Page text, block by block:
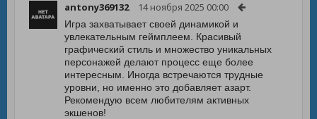
antony369132 14 ноября 2025 00:00
Игра захватывает своей динамикой и
увлекательным геймплеем. Красивый
графический стиль и множество уникальных
персонажей делают процесс еще более
интересным. Иногда встречаются трудные
уровни, но именно это добавляет азарт.
Рекомендую всем любителям активных
экшенов!